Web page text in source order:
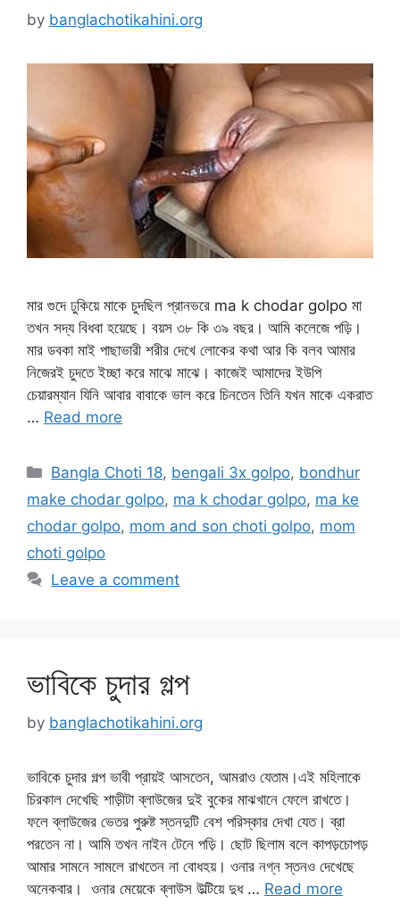
by banglachotikahini.org
মার গুদে ঢুকিয়ে মাকে চুদছিল প্রানভরে ma k chodar golpo মা
তখন সদ্য বিধবা হয়েছে। বয়স ৩৮ কি ৩৯ বছর। আমি কলেজে পড়ি।
মার ডবকা মাই পাছাভারী শরীর দেখে লোকের কথা আর কি বলব আমার
নিজেরই চুদতে ইচ্ছা করে মাঝে মাঝে। কাজেই আমাদের ইউপি
চেয়ারম্যান যিনি আবার বাবাকে ভাল করে চিনতেন তিনি যখন মাকে একরাত
… Read more
Categories
Bangla Choti 18, bengali 3x golpo, bondhur
make chodar golpo, ma k chodar golpo, ma ke
chodar golpo, mom and son choti golpo, mom
choti golpo
Leave a comment
ভাবিকে চুদার গল্প
by banglachotikahini.org
ভাবিকে চুদার গল্প ভাবী প্রায়ই আসতেন, আমরাও যেতাম।এই মহিলাকে
চিরকাল দেখেছি শাড়ীটা ব্লাউজের দুই বুকের মাঝখানে ফেলে রাখতে।
ফলে ব্লাউজের ভেতর পুরুষ্ট স্তনদুটি বেশ পরিস্কার দেখা যেত। ব্রা
পরতেন না। আমি তখন নাইন টেনে পড়ি। ছোট ছিলাম বলে কাপড়চোপড়
আমার সামনে সামলে রাখতেন না বোধহয়। ওনার নগ্ন স্তনও দেখেছে
অনেকবার। ওনার মেয়েকে ব্লাউস উল্টিয়ে দুধ … Read more